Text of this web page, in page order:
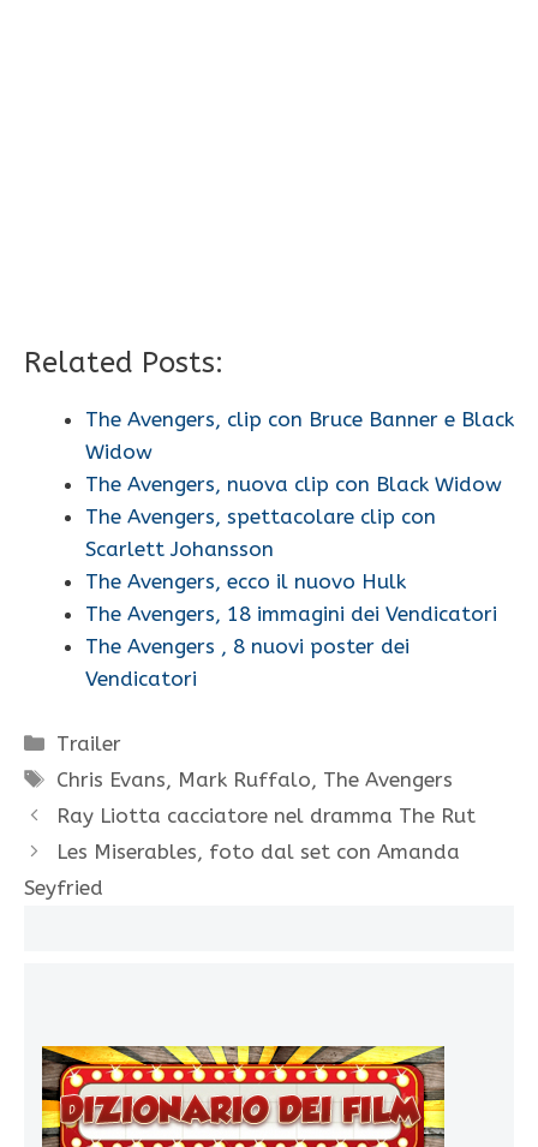
Related Posts:
The Avengers, clip con Bruce Banner e Black
Widow
The Avengers, nuova clip con Black Widow
The Avengers, spettacolare clip con
Scarlett Johansson
The Avengers, ecco il nuovo Hulk
The Avengers, 18 immagini dei Vendicatori
The Avengers , 8 nuovi poster dei
Vendicatori
Categorie
Trailer
Tag
Chris Evans, Mark Ruffalo, The Avengers
Ray Liotta cacciatore nel dramma The Rut
Les Miserables, foto dal set con Amanda
Seyfried